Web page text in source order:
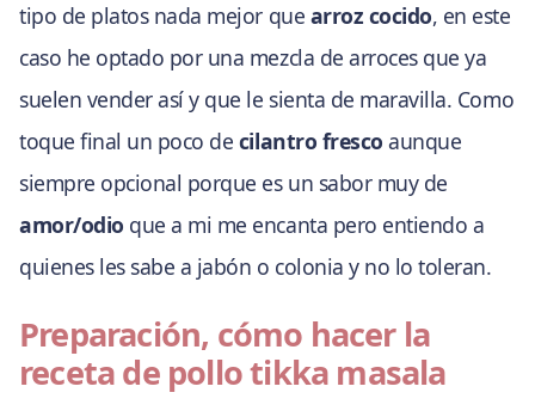
tipo de platos nada mejor que arroz cocido, en este
caso he optado por una mezcla de arroces que ya
suelen vender así y que le sienta de maravilla. Como
toque final un poco de cilantro fresco aunque
siempre opcional porque es un sabor muy de
amor/odio que a mi me encanta pero entiendo a
quienes les sabe a jabón o colonia y no lo toleran.
Preparación, cómo hacer la
receta de pollo tikka masala